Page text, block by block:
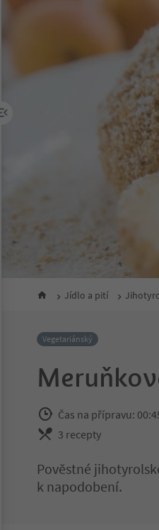
odkaz na menu
Jídlo a pití
Vegetariánský
Čas na přípravu:
3 recepty
Pověstné
k napodobení.